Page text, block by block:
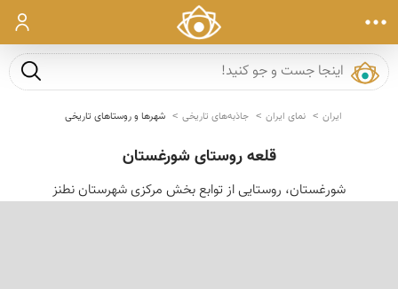
ورود
جست و
ایران نمای ایران جاذبه‌های تاریخی شهرها و روستاهای تاریخی
قلعه روستای شورغستان
شورغستان، روستایی از توابع بخش مرکزی شهرستان نطنز